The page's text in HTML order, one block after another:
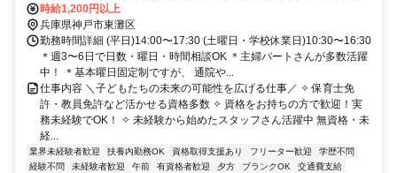
駅徒歩15分
時給1,200円以上
兵庫県神戸市東灘区
勤務時間詳細 (平日)14:00〜17:30 (土曜日・学校休業日)10:30〜16:30
＊週3〜6日で日数・曜日・時間相談OK ＊主婦パートさんが多数活躍
中！ ＊基本曜日固定制ですが、 通院や...
仕事内容 ＼子どもたちの未来の可能性を広げる仕事／ ✧ 保育士免
許・教員免許など活かせる資格多数 ✧ 資格をお持ちの方で歓迎！実
務未経験でOK！ ✧ 未経験から始めたスタッフさん活躍中 無資格・未
経...
業界未経験者歓迎 扶養内勤務OK 資格取得支援あり フリーター歓迎
学歴不問
経験不問
未経験者歓迎 午前 有資格者歓迎 夕方 ブランクOK
交通費支給